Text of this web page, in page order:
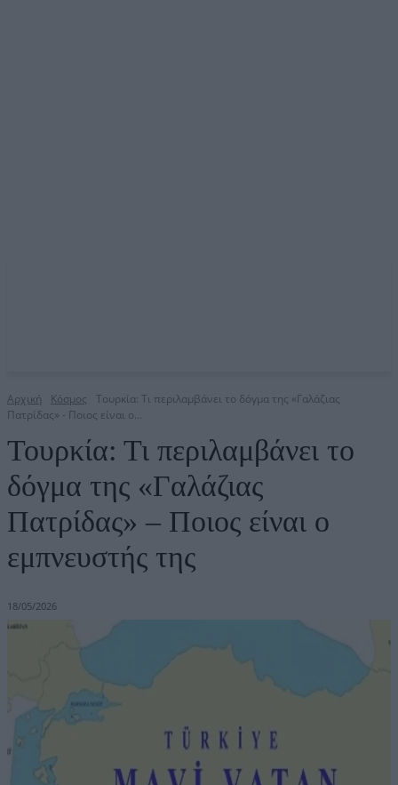
Αρχική Κόσμος
Τουρκία: Τι περιλαμβάνει το δόγμα της «Γαλάζιας
Πατρίδας» - Ποιος είναι ο...
Τουρκία: Τι περιλαμβάνει το
δόγμα της «Γαλάζιας
Πατρίδας» – Ποιος είναι ο
εμπνευστής της
18/05/2026